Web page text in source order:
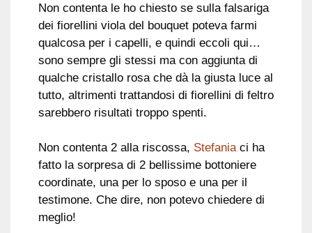
Non contenta le ho chiesto se sulla falsariga
dei fiorellini viola del bouquet poteva farmi
qualcosa per i capelli, e quindi eccoli qui…
sono sempre gli stessi ma con aggiunta di
qualche cristallo rosa che dà la giusta luce al
tutto, altrimenti trattandosi di fiorellini di feltro
sarebbero risultati troppo spenti.
Non contenta 2 alla riscossa, Stefaniaci ha
fatto la sorpresa di 2 bellissime bottoniere
coordinate, una per lo sposo e una per il
testimone. Che dire, non potevo chiedere di
meglio!